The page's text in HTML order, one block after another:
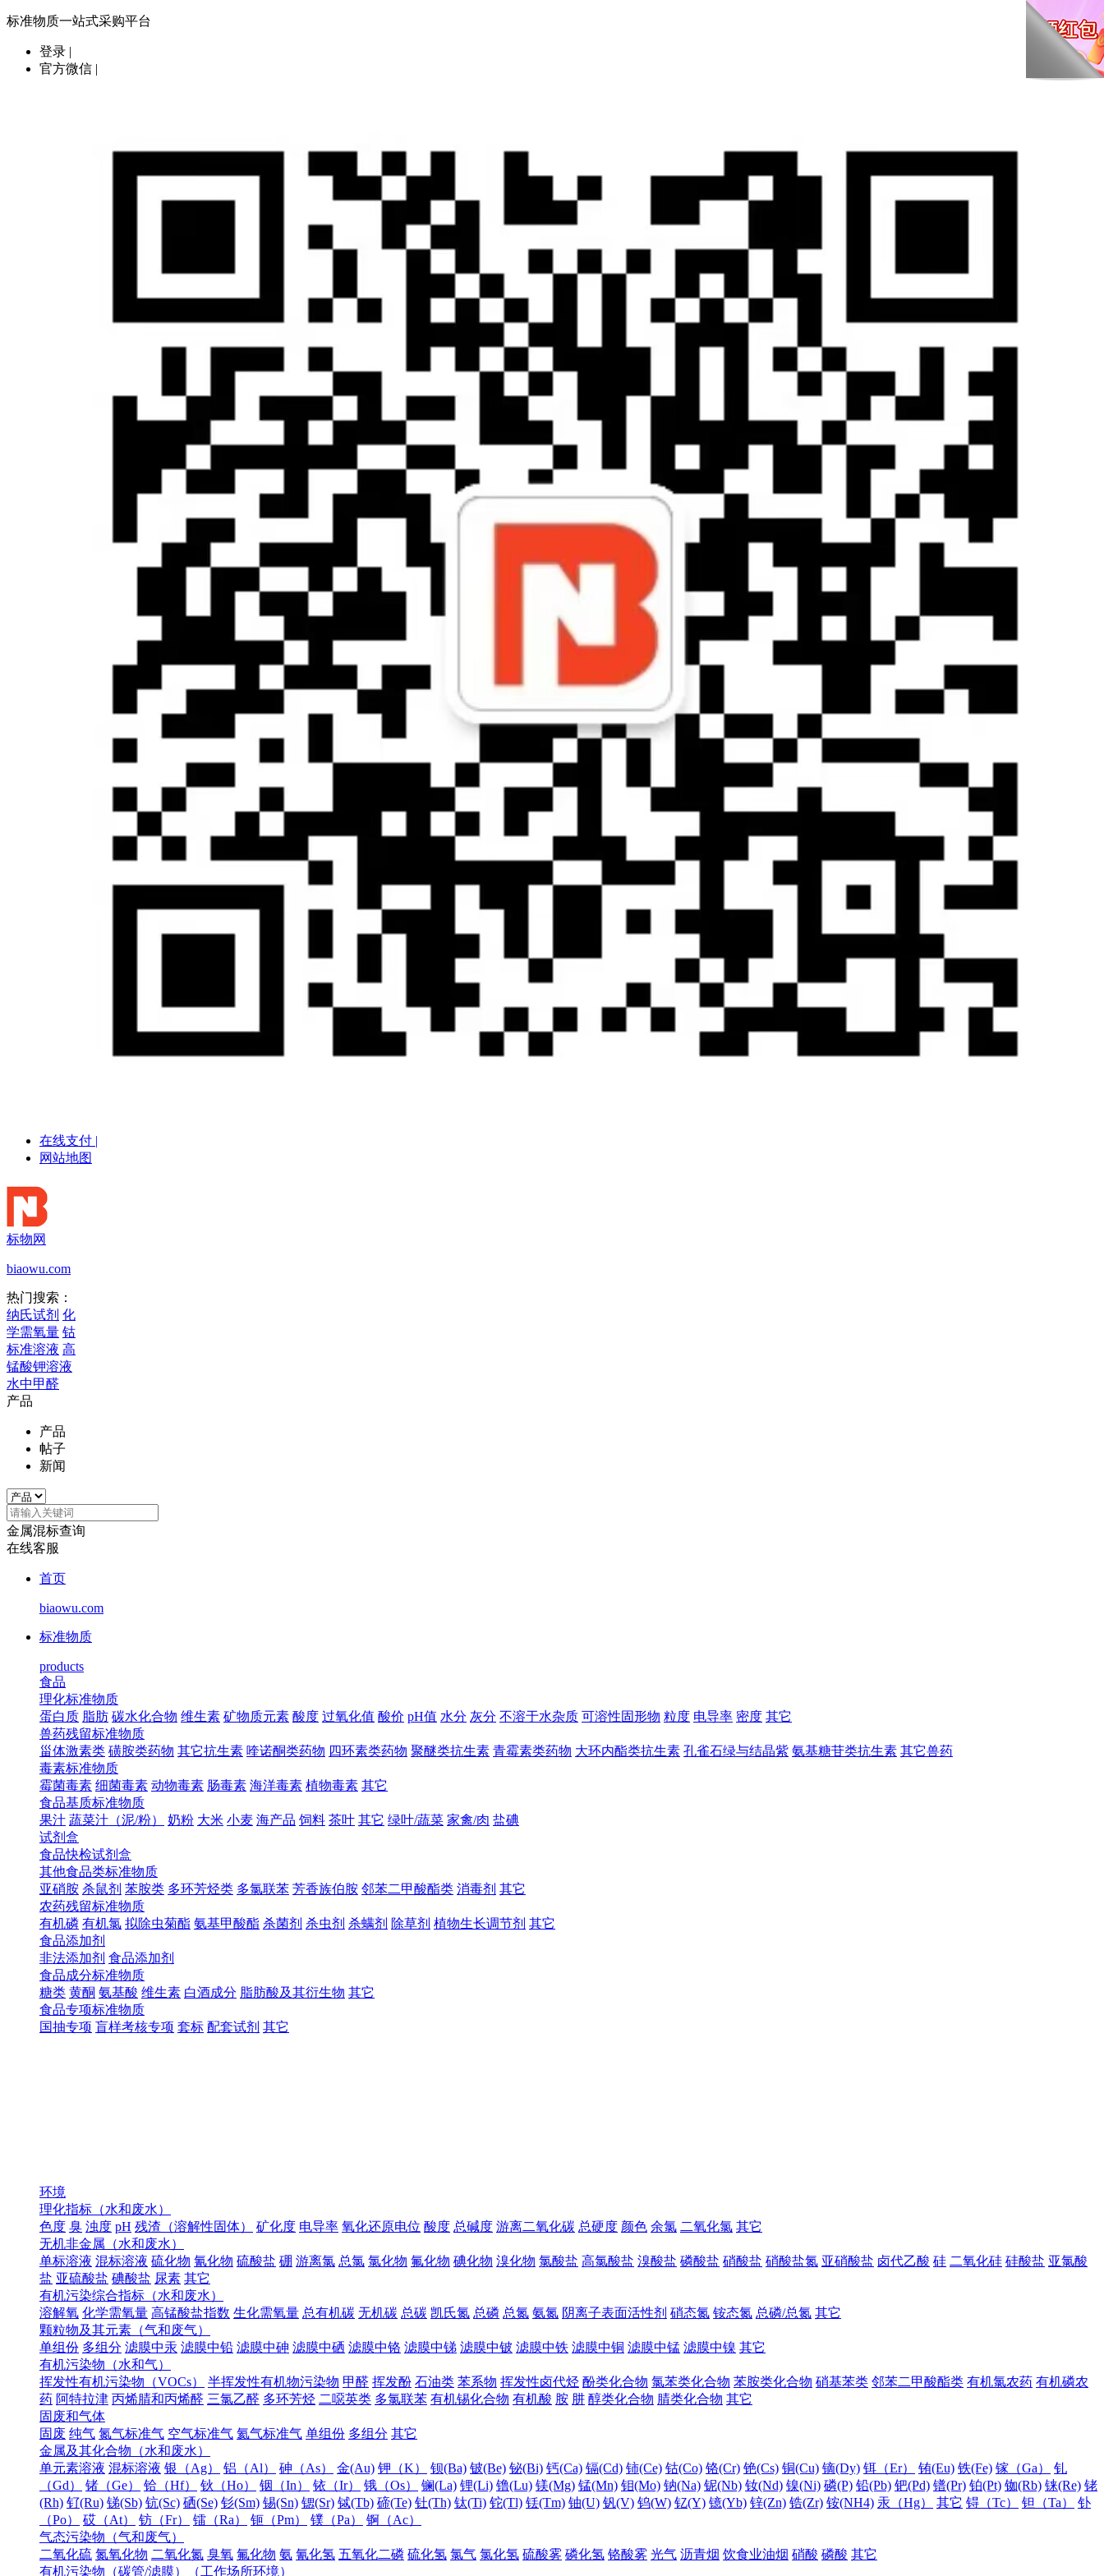
标准物质一站式采购平台
登录 |
官方微信 |
在线支付 |
网站地图
标物网
biaowu.com
热门搜索：
纳氏试剂 化
学需氧量 钴
标准溶液 高
锰酸钾溶液
水中甲醛
产品
产品
帖子
新闻
金属混标查询
在线客服
首页
biaowu.com
标准物质
products
食品
理化标准物质
蛋白质 脂肪 碳水化合物 维生素 矿物质元素 酸度 过氧化值 酸价 pH值 水分 灰分 不溶于水杂质 可溶性固形物 粒度 电导率 密度 其它
兽药残留标准物质
甾体激素类 磺胺类药物 其它抗生素 喹诺酮类药物 四环素类药物 聚醚类抗生素 青霉素类药物 大环内酯类抗生素 孔雀石绿与结晶紫 氨基糖苷类抗生素 其它兽药
毒素标准物质
霉菌毒素 细菌毒素 动物毒素 肠毒素 海洋毒素 植物毒素 其它
食品基质标准物质
果汁 蔬菜汁（泥/粉） 奶粉 大米 小麦 海产品 饲料 茶叶 其它 绿叶/蔬菜 家禽/肉 盐碘
试剂盒
食品快检试剂盒
其他食品类标准物质
亚硝胺 杀鼠剂 苯胺类 多环芳烃类 多氯联苯 芳香族伯胺 邻苯二甲酸酯类 消毒剂 其它
农药残留标准物质
有机磷 有机氯 拟除虫菊酯 氨基甲酸酯 杀菌剂 杀虫剂 杀螨剂 除草剂 植物生长调节剂 其它
食品添加剂
非法添加剂 食品添加剂
食品成分标准物质
糖类 黄酮 氨基酸 维生素 白酒成分 脂肪酸及其衍生物 其它
食品专项标准物质
国抽专项 盲样考核专项 套标 配套试剂 其它
环境
理化指标（水和废水）
色度 臭 浊度 pH 残渣（溶解性固体） 矿化度 电导率 氧化还原电位 酸度 总碱度 游离二氧化碳 总硬度 颜色 余氯 二氧化氯 其它
无机非金属（水和废水）
单标溶液 混标溶液 硫化物 氰化物 硫酸盐 硼 游离氯 总氯 氯化物 氟化物 碘化物 溴化物 氯酸盐 高氯酸盐 溴酸盐 磷酸盐 硝酸盐 硝酸盐氮 亚硝酸盐 卤代乙酸 硅 二氧化硅 硅酸盐 亚氯酸
盐 亚硫酸盐 碘酸盐 尿素 其它
有机污染综合指标（水和废水）
溶解氧 化学需氧量 高锰酸盐指数 生化需氧量 总有机碳 无机碳 总碳 凯氏氮 总磷 总氮 氨氮 阴离子表面活性剂 硝态氮 铵态氮 总磷/总氮 其它
颗粒物及其元素（气和废气）
单组份 多组分 滤膜中汞 滤膜中铅 滤膜中砷 滤膜中硒 滤膜中铬 滤膜中锑 滤膜中铍 滤膜中铁 滤膜中铜 滤膜中锰 滤膜中镍 其它
有机污染物（水和气）
挥发性有机污染物（VOCs）
半挥发性有机物污染物 甲醛 挥发酚 石油类 苯系物 挥发性卤代烃 酚类化合物 氯苯类化合物 苯胺类化合物 硝基苯类 邻苯二甲酸酯类 有机氯农药 有机磷农
药 阿特拉津 丙烯腈和丙烯醛 三氯乙醛 多环芳烃 二噁英类 多氯联苯 有机锡化合物 有机酸 胺 肼 醇类化合物 腈类化合物 其它
固废和气体
固废 纯气 氮气标准气 空气标准气 氦气标准气 单组份 多组分 其它
金属及其化合物（水和废水）
单元素溶液 混标溶液 银（Ag） 铝（Al） 砷（As） 金(Au) 钾（K） 钡(Ba) 铍(Be) 铋(Bi) 钙(Ca) 镉(Cd) 铈(Ce) 钴(Co) 铬(Cr) 铯(Cs) 铜(Cu) 镝(Dy) 铒（Er） 铕(Eu) 铁(Fe) 镓（Ga）
钆
（Gd）
锗（Ge） 铪（Hf） 钬（Ho） 铟（In） 铱（Ir） 锇（Os） 镧(La) 锂(Li) 镥(Lu) 镁(Mg) 锰(Mn) 钼(Mo) 钠(Na) 铌(Nb) 钕(Nd) 镍(Ni) 磷(P) 铅(Pb) 钯(Pd) 镨(Pr) 铂(Pt) 铷(Rb) 铼(Re) 铑
(Rh) 钌(Ru) 锑(Sb) 钪(Sc) 硒(Se) 钐(Sm) 锡(Sn) 锶(Sr) 铽(Tb) 碲(Te) 钍(Th) 钛(Ti) 铊(Tl) 铥(Tm) 铀(U) 钒(V) 钨(W) 钇(Y) 镱(Yb) 锌(Zn) 锆(Zr) 铵(NH4) 汞（Hg） 其它 锝（Tc） 钽（Ta）
钋
（Po）
砹（At） 钫（Fr） 镭（Ra） 钷（Pm） 镤（Pa）
锕（Ac）
气态污染物（气和废气）
二氧化硫 氮氧化物 二氧化氮 臭氧 氟化物 氨 氰化氢 五氧化二磷 硫化氢 氯气 氯化氢 硫酸雾 磷化氢 铬酸雾 光气 沥青烟 饮食业油烟 硝酸 磷酸 其它
有机污染物（碳管/滤膜）（工作场所环境）